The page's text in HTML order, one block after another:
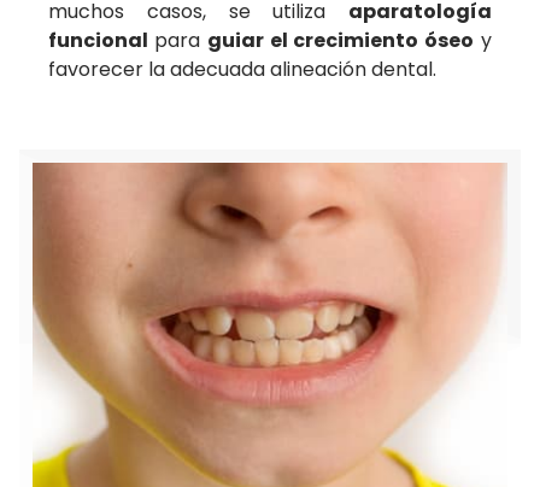
muchos casos, se utiliza aparatología
funcional para guiar el crecimiento óseo y
favorecer la adecuada alineación dental.